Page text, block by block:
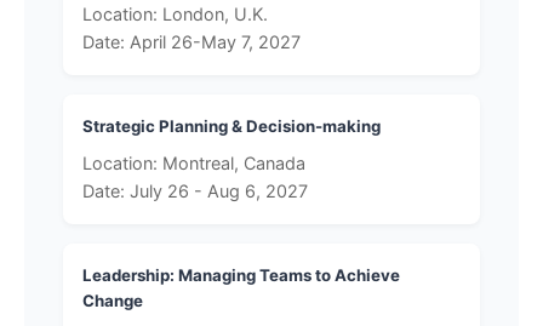
Location: London, U.K.
Date: April 26-May 7, 2027
Strategic Planning & Decision-making
Location: Montreal, Canada
Date: July 26 - Aug 6, 2027
Leadership: Managing Teams to Achieve
Change